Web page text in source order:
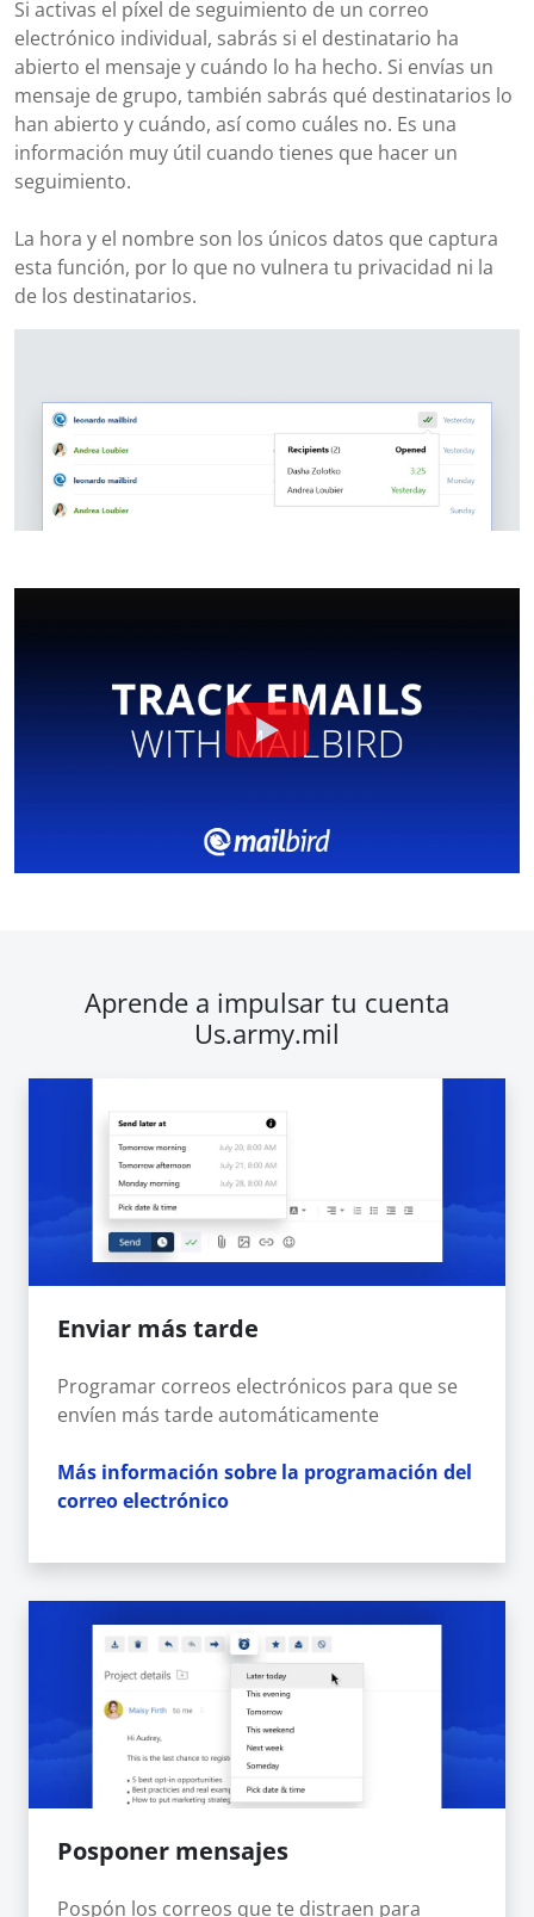
Si activas el píxel de seguimiento de un correo
electrónico individual, sabrás si el destinatario ha
abierto el mensaje y cuándo lo ha hecho. Si envías un
mensaje de grupo, también sabrás qué destinatarios lo
han abierto y cuándo, así como cuáles no. Es una
información muy útil cuando tienes que hacer un
seguimiento.
La hora y el nombre son los únicos datos que captura
esta función, por lo que no vulnera tu privacidad ni la
de los destinatarios.
Aprende a impulsar tu cuenta
Us.army.mil
Enviar más tarde
Programar correos electrónicos para que se
envíen más tarde automáticamente
Más información sobre la programación del
correo electrónico
Posponer mensajes
Pospón los correos que te distraen para